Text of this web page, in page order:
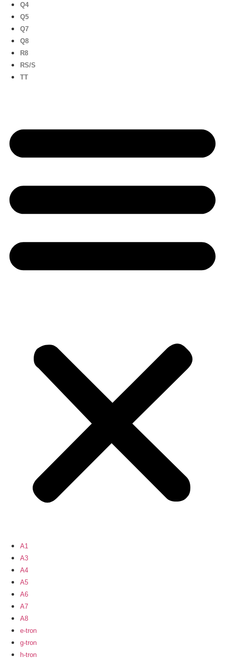
Q4
Q5
Q7
Q8
R8
RS/S
TT
A1
A3
A4
A5
A6
A7
A8
e-tron
g-tron
h-tron